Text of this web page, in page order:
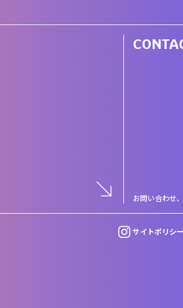
お問い合わせ
サイトポリシ